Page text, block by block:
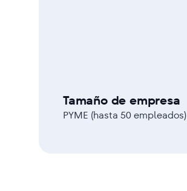
Tamaño de empresa
PYME (hasta 50 empleados)